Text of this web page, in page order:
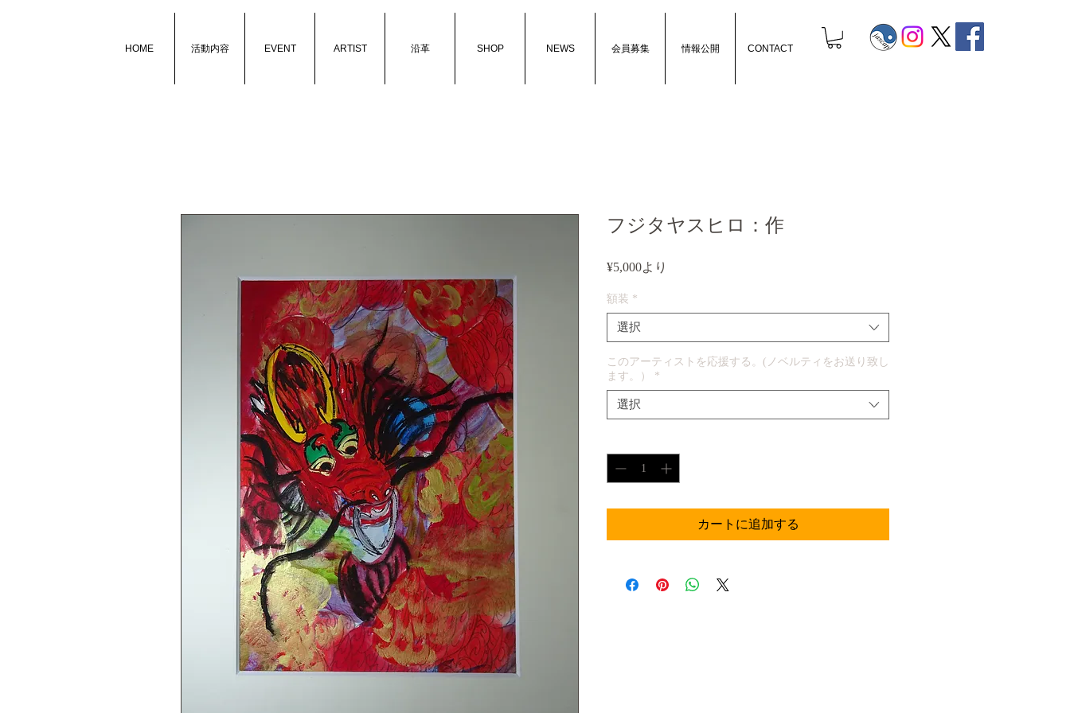
HOME 活動内容 EVENT ARTIST 沿革 SHOP NEWS 会員募集 情報公開 CONTACT
フジタヤスヒロ：作
¥5,000より
価
額装 *
選択
このアーティストを応援する。(ノベルティをお送り致し
ます。）
*
選択
カートに追加する